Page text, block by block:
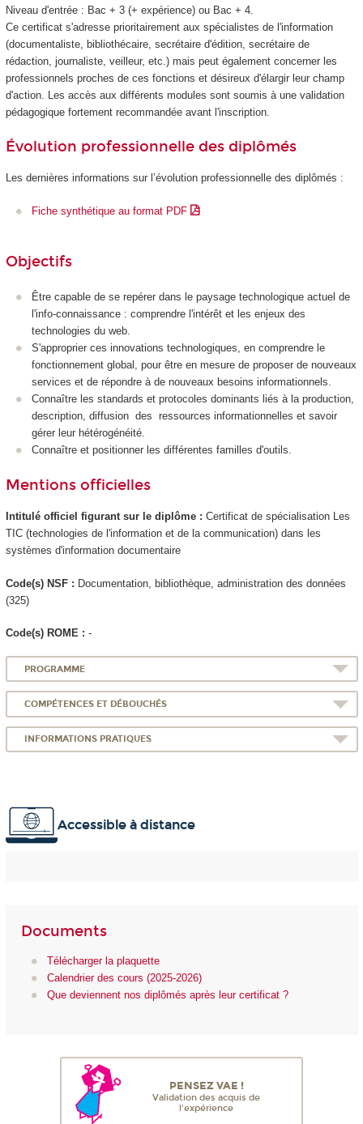
Niveau d'entrée : Bac + 3 (+ expérience) ou Bac + 4.
Ce certificat s'adresse prioritairement aux spécialistes de l'information
(documentaliste, bibliothécaire, secrétaire d'édition, secrétaire de
rédaction, journaliste, veilleur, etc.) mais peut également concerner les
professionnels proches de ces fonctions et désireux d'élargir leur champ
d'action. Les accès aux différents modules sont soumis à une validation
pédagogique fortement recommandée avant l'inscription.
Évolution professionnelle des diplômés
Les dernières informations sur l’évolution professionnelle des diplômés :
Fiche synthétique au format PDF
Objectifs
Être capable de se repérer dans le paysage technologique actuel de
l'info-connaissance : comprendre l'intérêt et les enjeux des
technologies du web.
S'approprier ces innovations technologiques, en comprendre le
fonctionnement global, pour être en mesure de proposer de nouveaux
services et de répondre à de nouveaux besoins informationnels.
Connaître les standards et protocoles dominants liés à la production,
description, diffusion des ressources informationnelles et savoir
gérer leur hétérogénéité.
Connaître et positionner les différentes familles d'outils.
Mentions officielles
Intitulé officiel figurant sur le diplôme : Certificat de spécialisationLes
TIC (technologies de l'information et de la communication) dans les
systèmes d'information documentaire
Code(s) NSF : Documentation, bibliothèque, administration des données
(325)
Code(s) ROME : -
PROGRAMME
COMPÉTENCES ET DÉBOUCHÉS
INFORMATIONS PRATIQUES
Accessible à distance
Documents
Télécharger la plaquette
Calendrier des cours (2025-2026)
Que deviennent nos diplômés après leur certificat ?
PENSEZ VAE !
Validation des acquis de
l'expérience